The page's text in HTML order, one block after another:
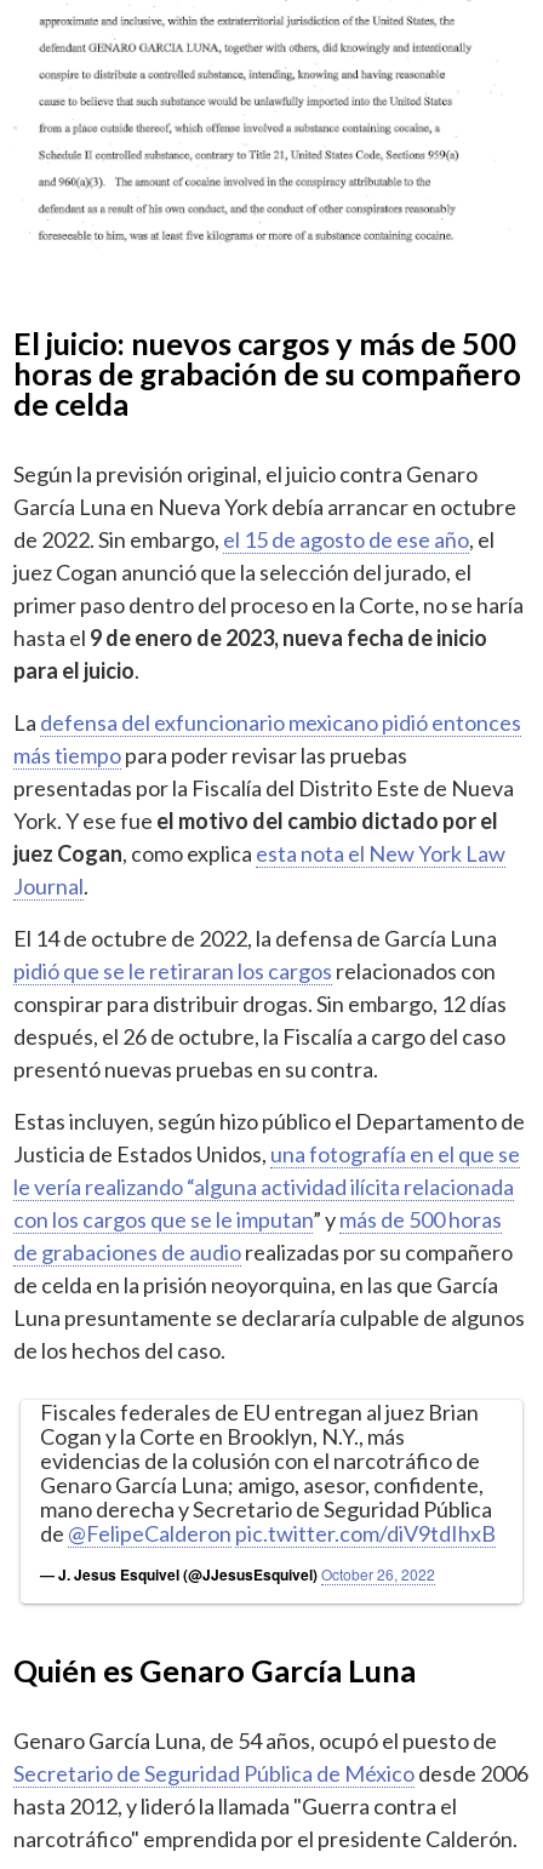
El juicio: nuevos cargos y más de 500
horas de grabación de su compañero
de celda
Según la previsión original, el juicio contra Genaro
García Luna en Nueva York debía arrancar en octubre
de 2022. Sin embargo, el 15 de agosto de ese año, el
juez Cogan anunció que la selección del jurado, el
primer paso dentro del proceso en la Corte, no se haría
hasta el 9 de enero de 2023, nueva fecha de inicio
para el juicio.
La defensa del exfuncionario mexicano pidió entonces
más tiempopara poder revisar las pruebas
presentadas por la Fiscalía del Distrito Este de Nueva
York. Y ese fue el motivo del cambio dictado por el
juez Cogan, como explica esta nota el New York Law
Journal.
El 14 de octubre de 2022, la defensa de García Luna
pidió que se le retiraran los cargos relacionados con
conspirar para distribuir drogas. Sin embargo, 12 días
después, el 26 de octubre, la Fiscalía a cargo del caso
presentó nuevas pruebas en su contra.
Estas incluyen, según hizo público el Departamento de
Justicia de Estados Unidos, una fotografía en el que se
le vería realizando “alguna actividad ilícita relacionada
con los cargos que se le imputan” ymás de 500 horas
de grabaciones de audiorealizadas por su compañero
de celda en la prisión neoyorquina, en las que García
Luna presuntamente se declararía culpable de algunos
de los hechos del caso.
Fiscales federales de EU entregan al juez Brian
Cogan y la Corte en Brooklyn, N.Y., más
evidencias de la colusión con el narcotráfico de
Genaro García Luna; amigo, asesor, confidente,
mano derecha y Secretario de Seguridad Pública
de @FelipeCalderon pic.twitter.com/diV9tdIhxB
— J. Jesus Esquivel (@JJesusEsquivel)October 26, 2022
Quién es Genaro García Luna
Genaro García Luna, de 54 años, ocupó el puesto de
Secretario de Seguridad Pública de Méxicodesde 2006
hasta 2012, y lideró la llamada "Guerra contra el
narcotráfico" emprendida por el presidente Calderón.